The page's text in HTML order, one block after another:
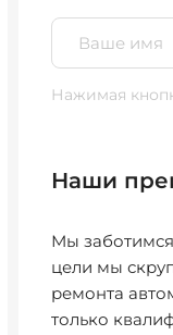
Нажимая
Наши
Мы
цели мы
ремонта
только